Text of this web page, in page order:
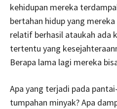
kehidupan mereka
bertahan hidup yang
relatif berhasil ataukah ada
tertentu yang
Berapa lama lagi mereka
Apa yang terjadi pada
tumpahan minyak? Apa